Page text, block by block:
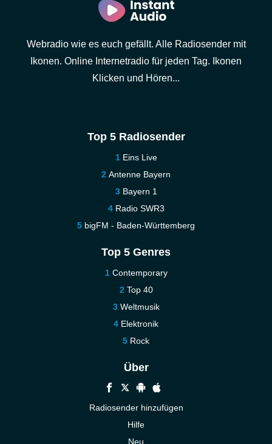
Webradio wie es euch gefällt. Alle Radiosender mit
Ikonen. Online Internetradio für jeden Tag. Ikonen
Klicken und Hören...
Top 5 Radiosender
Eins Live
Antenne Bayern
Bayern 1
Radio SWR3
bigFM - Baden-Württemberg
Top 5 Genres
Contemporary
Top 40
Weltmusik
Elektronik
Rock
Über
Radiosender hinzufügen
Hilfe
Neu